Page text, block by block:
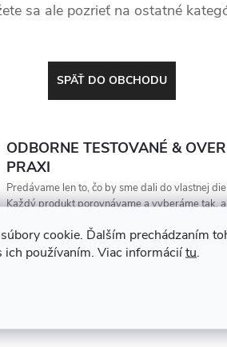
cookie. Ďalším prechádzaním
ich používaním. Viac informáciítu.
sa ale pozrieť na ostatné
SPÄŤ DO OBCHODU
ODBORNE TESTOVANÉ &
PRAXI
Predávame len to, čo by sme dali do vlastnej
Každý produkt porovnávame a vyberáme tak,